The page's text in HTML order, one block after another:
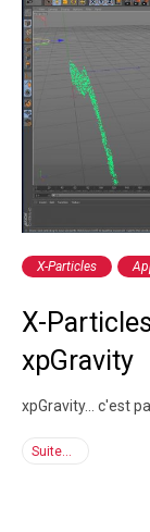
X-Particles
X-
xpGravity
xpGravity... c'est
Suite...